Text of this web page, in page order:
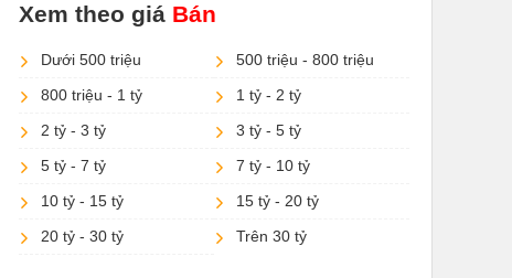
Xem theo giá Bán
Dưới 500 triệu
500 triệu - 800 triệu
800 triệu - 1 tỷ
1 tỷ - 2 tỷ
2 tỷ - 3 tỷ
3 tỷ - 5 tỷ
5 tỷ - 7 tỷ
7 tỷ - 10 tỷ
10 tỷ - 15 tỷ
15 tỷ - 20 tỷ
20 tỷ - 30 tỷ
Trên 30 tỷ